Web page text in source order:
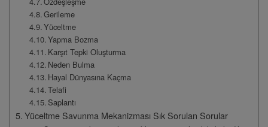
Gerileme
Yüceltme
Yapma Bozma
Karşıt Tepki Oluşturma
Neden Bulma
Hayal Dünyasına Kaçma
Telafi
Saplantı
Yüceltme Savunma Mekanizması Sık Sorulan Sorular